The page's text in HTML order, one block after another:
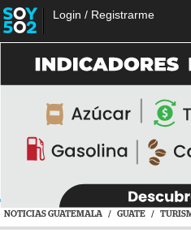
Login / Registrarme
NOTICIAS GUATEMALA / GUATE /